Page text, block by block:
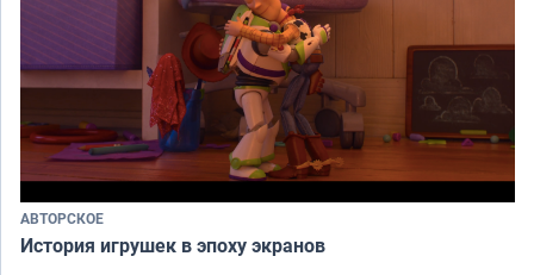
АВТОРСКОЕ
История игрушек в эпоху экранов